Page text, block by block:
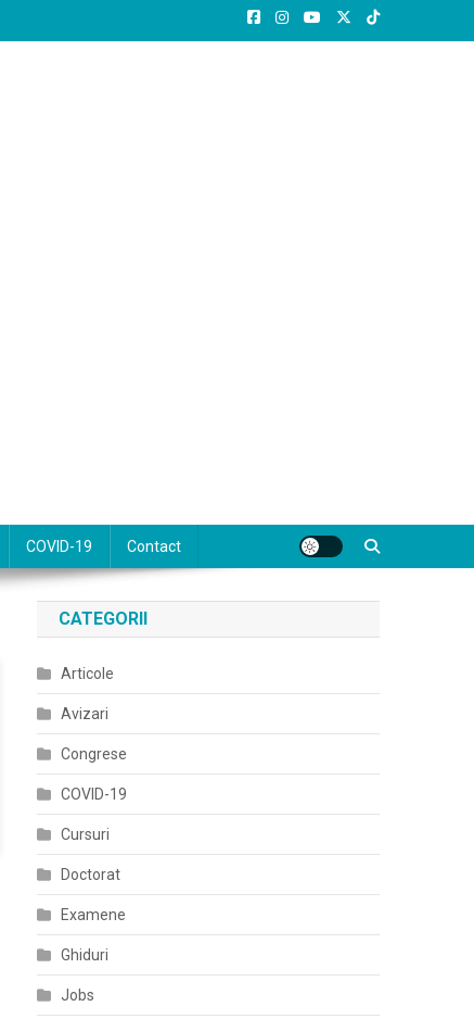
COVID-19 Contact
CATEGORII
Articole
Avizari
Congrese
COVID-19
Cursuri
Doctorat
Examene
Ghiduri
Jobs